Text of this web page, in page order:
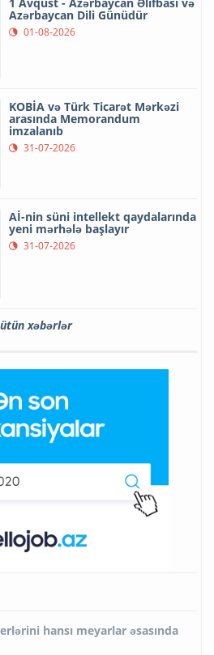
1 Avqust - Azərbaycan Əlifbası və
Azərbaycan Dili Günüdür
01-08-2026
KOBİA və Türk Ticarət Mərkəzi
arasında Memorandum
imzalanıb
31-07-2026
Aİ-nin süni intellekt qaydalarında
yeni mərhələ başlayır
31-07-2026
xəbərlər
hansı meyarlar əsasında